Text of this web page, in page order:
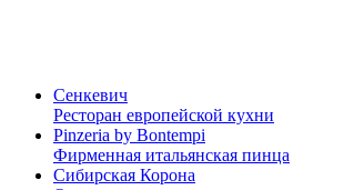
Сенкевич
Ресторан европейской кухни
Pinzeria by Bontempi
Фирменная итальянская пинца
Сибирская Корона